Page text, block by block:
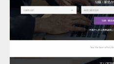
介護付き有料
詳細 検索サイト